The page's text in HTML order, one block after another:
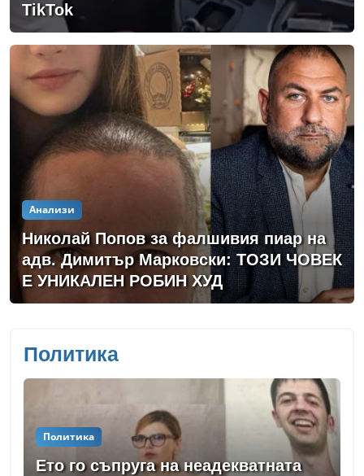
TikTok
Анализи
Николай Попов за фалшивия пиар на
адв. Димитър Марковски: ТОЗИ ЧОВЕК
Е УНИКАЛЕН РОБИН ХУД
Политика
Политика
Ето го съпруга на неадекватната